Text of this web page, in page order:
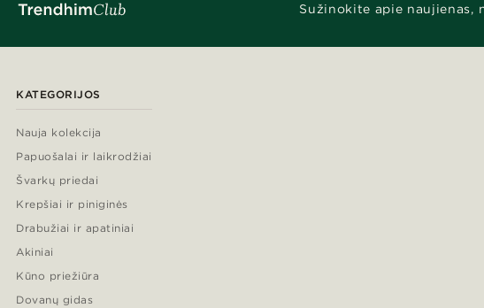
Sužinokite apie naujienas,
KATEGORIJOS
Nauja kolekcija
Papuošalai ir laikrodžiai
Švarkų priedai
Krepšiai ir piniginės
Drabužiai ir apatiniai
Akiniai
Kūno priežiūra
Dovanų gidas